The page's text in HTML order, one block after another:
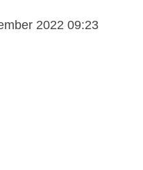
2022 09:23